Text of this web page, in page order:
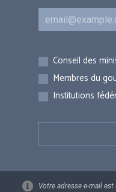
Courriel
Inscriptions
Conseil des
Membres du
Institutions
Votre adresse e-mail